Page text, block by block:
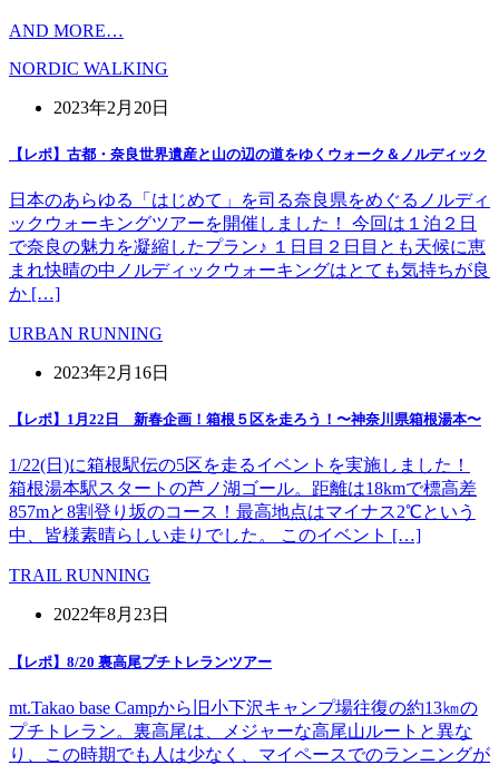
AND MORE…
NORDIC WALKING
2023年2月20日
【レポ】古都・奈良世界遺産と山の辺の道をゆくウォーク＆ノルディック
日本のあらゆる「はじめて」を司る奈良県をめぐるノルディ
ックウォーキングツアーを開催しました！ 今回は１泊２日
で奈良の魅力を凝縮したプラン♪ １日目２日目とも天候に恵
まれ快晴の中ノルディックウォーキングはとても気持ちが良
か […]
URBAN RUNNING
2023年2月16日
【レポ】1月22日 新春企画！箱根５区を走ろう！〜神奈川県箱根湯本〜
1/22(日)に箱根駅伝の5区を走るイベントを実施しました！
箱根湯本駅スタートの芦ノ湖ゴール。距離は18kmで標高差
857mと8割登り坂のコース！最高地点はマイナス2℃という
中、皆様素晴らしい走りでした。 このイベント […]
TRAIL RUNNING
2022年8月23日
【レポ】8/20 裏高尾プチトレランツアー
mt.Takao base Campから旧小下沢キャンプ場往復の約13㎞の
プチトレラン。裏高尾は、メジャーな高尾山ルートと異な
り、この時期でも人は少なく、マイペースでのランニングが